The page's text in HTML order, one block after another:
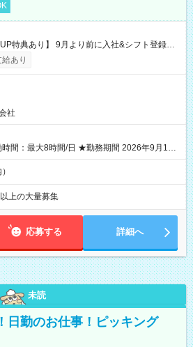
UP特典あり】 9月より前に入社&シフト登録す
23) の日給がUP! 日給1万1500円でしっか
げます♪ 【試用期間】試用期間なし
あり
社
時間：最大8時間/日 ★勤務期間 2026年9月16
日 短期勤務OK! 期間中フル勤務できる方優遇
務日数応相談) ※期間前から勤務スタートも可
り上の大量募集
応募する 詳細へ
未読
日勤のお仕事！ピッキング